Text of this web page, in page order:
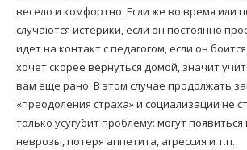
весело и комфортно. Если же во время или
случаются истерики, если он постоянно
идет на контакт с педагогом, если он
хочет скорее вернуться домой, значит
вам еще рано. В этом случае продолжать
«преодоления страха» и социализации не
только усугубит проблему: могут
неврозы, потеря аппетита, агрессия и т.п.